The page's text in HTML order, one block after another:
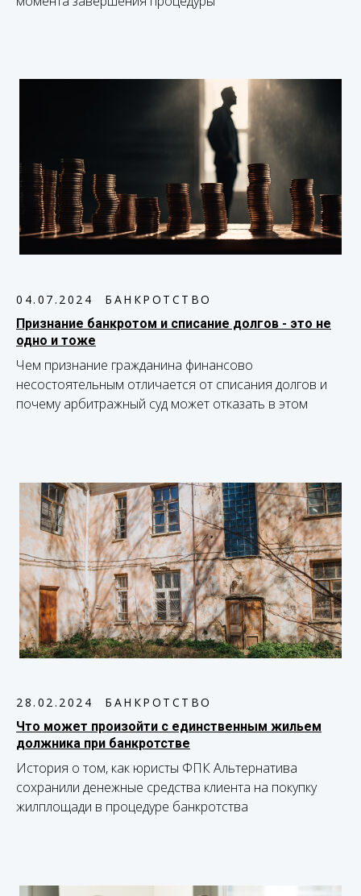
04.07.2024
БАНКРОТСТВО
Признание банкротом и списание долгов - это не
одно и тоже
Чем признание гражданина финансово
несостоятельным отличается от списания долгов и
почему арбитражный суд может отказать в этом
28.02.2024
БАНКРОТСТВО
Что может произойти с единственным жильем
должника при банкротстве
История о том, как юристы ФПК Альтернатива
сохранили денежные средства клиента на покупку
жилплощади в процедуре банкротства